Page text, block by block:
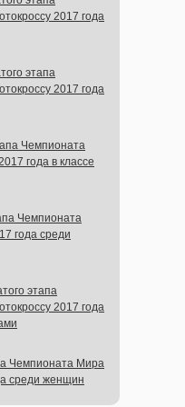
2017 года
этапа
2017 года
Чемпионата
года в классе
Чемпионата
года среди
этапа
2017 года
Чемпионата Мира
среди женщин